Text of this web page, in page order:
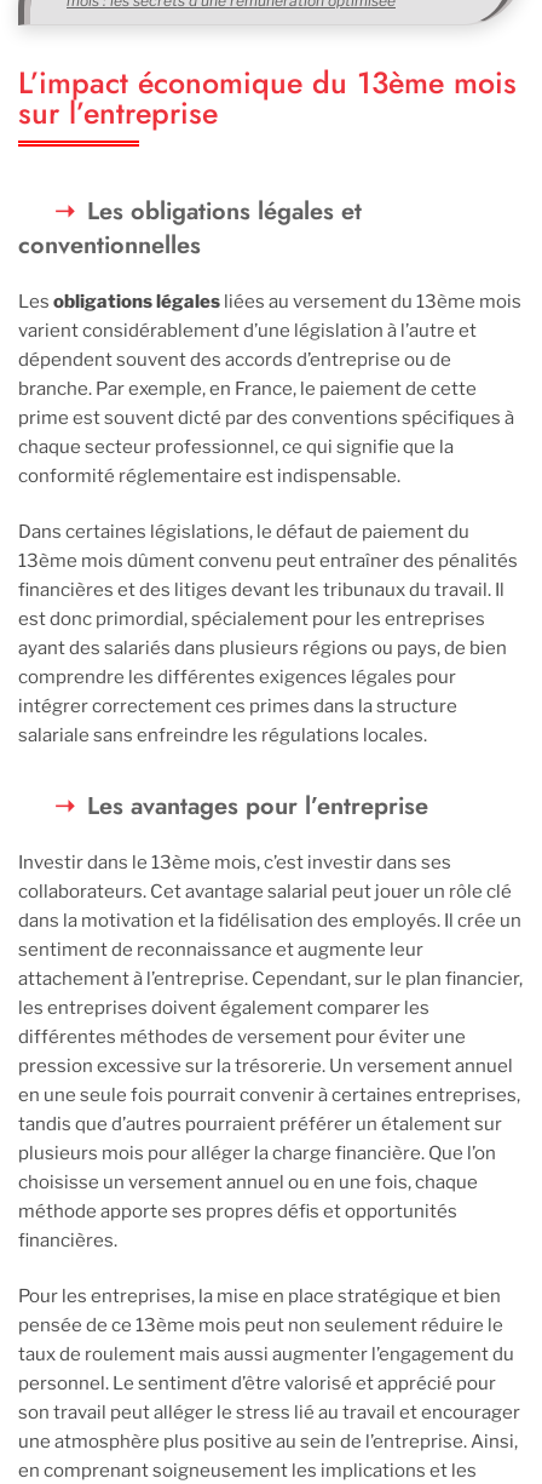
L’impact économique du 13ème mois
sur l’entreprise
Les obligations légales et
conventionnelles
Les obligations légales liées au versement du 13ème mois
varient considérablement d’une législation à l’autre et
dépendent souvent des accords d’entreprise ou de
branche. Par exemple, en France, le paiement de cette
prime est souvent dicté par des conventions spécifiques à
chaque secteur professionnel, ce qui signifie que la
conformité réglementaire est indispensable.
Dans certaines législations, le défaut de paiement du
13ème mois dûment convenu peut entraîner des pénalités
financières et des litiges devant les tribunaux du travail. Il
est donc primordial, spécialement pour les entreprises
ayant des salariés dans plusieurs régions ou pays, de bien
comprendre les différentes exigences légales pour
intégrer correctement ces primes dans la structure
salariale sans enfreindre les régulations locales.
Les avantages pour l’entreprise
Investir dans le 13ème mois, c’est investir dans ses
collaborateurs. Cet avantage salarial peut jouer un rôle clé
dans la motivation et la fidélisation des employés. Il crée un
sentiment de reconnaissance et augmente leur
attachement à l’entreprise. Cependant, sur le plan financier,
les entreprises doivent également comparer les
différentes méthodes de versement pour éviter une
pression excessive sur la trésorerie. Un versement annuel
en une seule fois pourrait convenir à certaines entreprises,
tandis que d’autres pourraient préférer un étalement sur
plusieurs mois pour alléger la charge financière. Que l’on
choisisse un versement annuel ou en une fois, chaque
méthode apporte ses propres défis et opportunités
financières.
Pour les entreprises, la mise en place stratégique et bien
pensée de ce 13ème mois peut non seulement réduire le
taux de roulement mais aussi augmenter l’engagement du
personnel. Le sentiment d’être valorisé et apprécié pour
son travail peut alléger le stress lié au travail et encourager
une atmosphère plus positive au sein de l’entreprise. Ainsi,
en comprenant soigneusement les implications et les